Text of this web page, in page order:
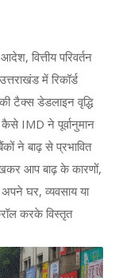
वित्तीय परिवर्तन
में रिकॉर्ड
टैक्स डेडलाइन वृद्धि
IMD ने पूर्वानुमान
ने बाढ़ से प्रभावित
आप बाढ़ के कारणों,
घर, व्यवसाय या
करके विस्तृत